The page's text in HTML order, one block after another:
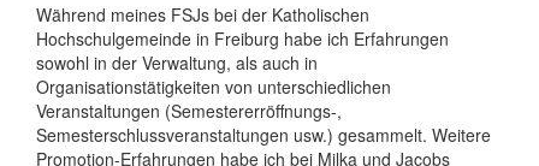
Während meines FSJs bei der Katholischen
Hochschulgemeinde in Freiburg habe ich Erfahrungen
sowohl in der Verwaltung, als auch in
Organisationstätigkeiten von unterschiedlichen
Veranstaltungen (Semestererröffnungs-,
Semesterschlussveranstaltungen usw.) gesammelt. Weitere
Promotion-Erfahrungen habe ich bei Milka und Jacobs